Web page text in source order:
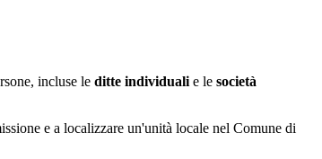
incluse le ditte individuali e le società
e a localizzare un'unità locale nel Comune di